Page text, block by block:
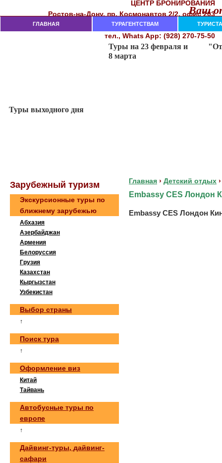
Ваш
ЦЕНТР БРОНИРОВАНИЯ
Рocтoв-нa-Дoнy, пр. Кocмoнaвтoв 2/2, oфиc 203
282-18-00, 282-18-02, 237-74-11
тел., Whats App: (928) 270-75-50
ГЛАВНАЯ ТУРАГЕНТСТВАМ
Главная › Детский отдых ›
Embassy CES Лондон
Embassy CES Лондон
Зaрубeжный туризм
Экскурсионные туры по
ближнему зарубежью
Абхазия
Азербайджан
Армения
Белоруссия
Грузия
Казахстан
Кыргызстан
Узбекистан
Выбор страны
↑
Поиск тура
↑
Оформление виз
Китай
Тайвань
Автобусные туры по
европе
↑
Дайвинг-туры, дайвинг-
сафари